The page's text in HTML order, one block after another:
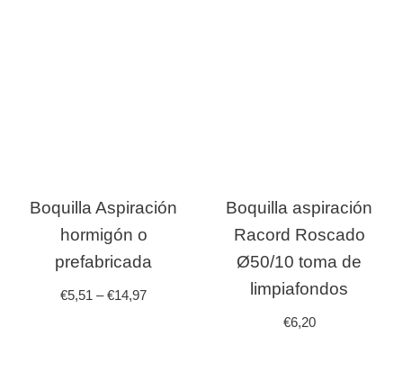
Boquilla Aspiración
hormigón o
prefabricada
€5,51 –€14,97
Boquilla aspiración
Racord Roscado
Ø50/10 toma de
limpiafondos
€6,20